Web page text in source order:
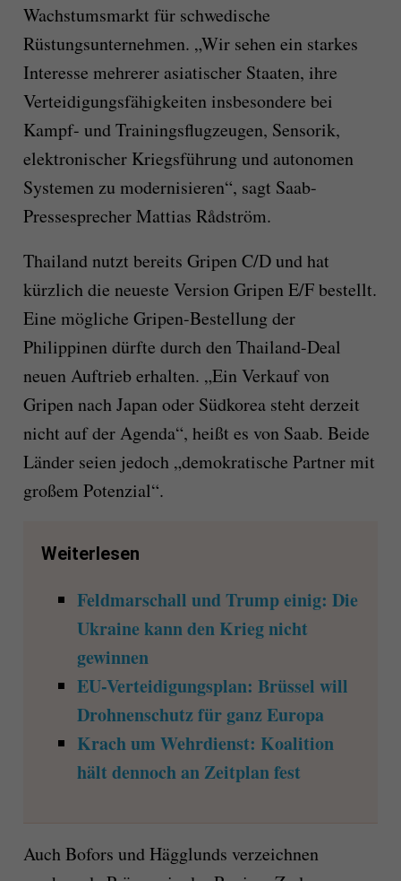
Wachstumsmarkt für schwedische
Rüstungsunternehmen. „Wir sehen ein starkes
Interesse mehrerer asiatischer Staaten, ihre
Verteidigungsfähigkeiten insbesondere bei
Kampf- und Trainingsflugzeugen, Sensorik,
elektronischer Kriegsführung und autonomen
Systemen zu modernisieren“, sagt Saab-
Pressesprecher Mattias Rådström.
Thailand nutzt bereits Gripen C/D und hat
kürzlich die neueste Version Gripen E/F bestellt.
Eine mögliche Gripen-Bestellung der
Philippinen dürfte durch den Thailand-Deal
neuen Auftrieb erhalten. „Ein Verkauf von
Gripen nach Japan oder Südkorea steht derzeit
nicht auf der Agenda“, heißt es von Saab. Beide
Länder seien jedoch „demokratische Partner mit
großem Potenzial“.
Weiterlesen
Feldmarschall und Trump einig: Die
Ukraine kann den Krieg nicht
gewinnen
EU-Verteidigungsplan: Brüssel will
Drohnenschutz für ganz Europa
Krach um Wehrdienst: Koalition
hält dennoch an Zeitplan fest
Auch Bofors und Hägglunds verzeichnen